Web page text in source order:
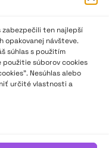
zabezpečili ten najlepší
opakovanej návšteve.
súhlas s použitím
použitie súborov cookies
Nesúhlas alebo
určité vlastnosti a
Valašskom
Hviezdoslavov
ročníku ValMezu, aby